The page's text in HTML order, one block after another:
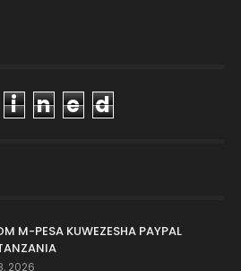
i n e d
M-PESA KUWEZESHA PAYPAL
2026